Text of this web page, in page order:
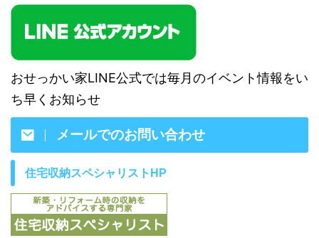
おせっかい家LINE公式では毎月のイベント情報をい
ち早くお知らせ
メールでのお問い合わせ
住宅収納スペシャリストHP